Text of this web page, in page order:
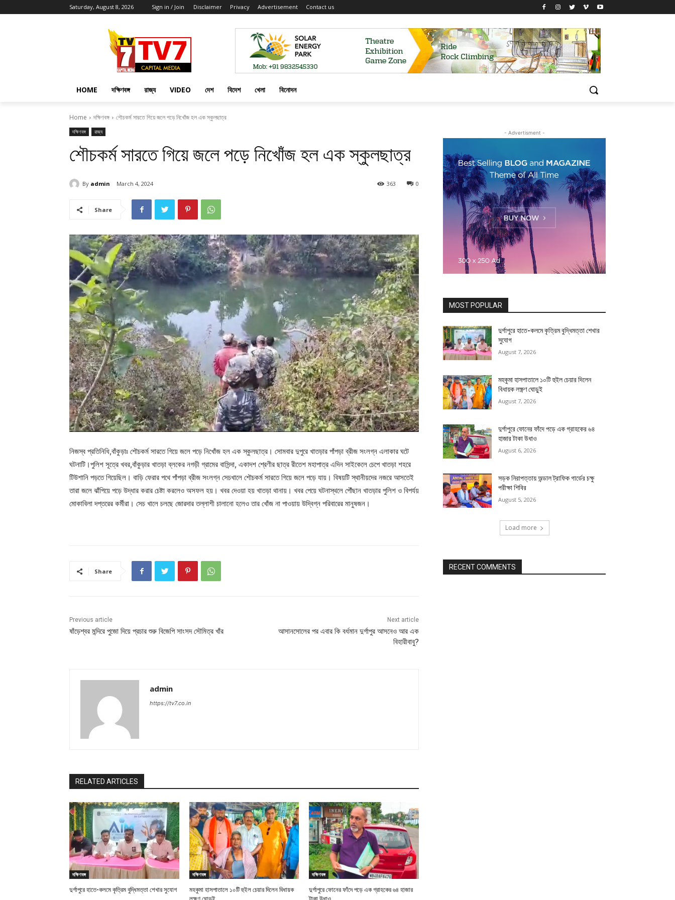
Saturday, August 8, 2026 Sign in / Join Disclaimer Privacy Advertisement Contact us
HOME দক্ষিণবঙ্গ রাজ্য VIDEO দেশ বিদেশ খেলা বিনোদন
Home দক্ষিণবঙ্গ শৌচকর্ম সারতে গিয়ে জলে পড়ে নিখোঁজ হল এক স্কুলছাত্র
দক্ষিণবঙ্গ রাজ্য
শৌচকর্ম সারতে গিয়ে জলে পড়ে নিখোঁজ হল এক স্কুলছাত্র
By admin March 4, 2024 0
363
Share
নিজস্ব প্রতিনিধি,বাঁকুড়াঃ শৌচকর্ম সারতে গিয়ে জলে পড়ে নিখোঁজ হল এক স্কুলছাত্র। সোমবার দুপুরে খাতড়ার পাঁপড়া ব্রীজ সংলগ্ন এলাকার ঘটে
ঘটনাটি।পুলিশ সূত্রে খবর,বাঁকুড়ার খাতড়া ব্লকের নগড়ী গ্রামের বাসিন্দা, একাদশ শ্রেণীর ছাত্র রীতেশ মহাপাত্র এদিন সাইকেলে চেপে খাতড়া শহরে
টিউশানি পড়তে গিয়েছিল। বাড়ি ফেরার পথে পাঁপড়া ব্রীজ সংলগ্ন সেচখালে শৌচকর্ম সারতে গিয়ে জলে পড়ে যায়। বিষয়টি স্থানীয়দের নজরে আসতেই
তারা জলে ঝাঁপিয়ে পড়ে উদ্ধার করার চেষ্টা করলেও অসফল হয়। খবর দেওয়া হয় খাতড়া থানায়। খবর পেয়ে ঘটনাস্থলে পৌঁছান খাতড়ার পুলিশ ও বিপর্যয়
মোকাবিলা দপ্তরের কর্মীরা। সেচ খালে চলছে জোরদার তল্লাশী চালানো হলেও তার খোঁজ না পাওয়ায় উদ্বিগ্ন পরিবারের মানুষজন।
Share
Previous article
ষাঁড়েশ্বর মন্দিরে পুজো দিয়ে প্রচার শুরু বিজেপি সাংসদ সৌমিত্র খাঁর
Next article
আসানসোলের পর এবার কি বর্ধমান দুর্গাপুর আসনেও আর এক
বিহারীবাবু?
admin
https://tv7.co.in
RELATED ARTICLES
দক্ষিণবঙ্গ
দুর্গাপুরে হাতে-কলমে কৃত্রিম বুদ্ধিমত্তা শেখার সুযোগ
দক্ষিণবঙ্গ
মহকুমা হাসপাতালে ১০টি হুইল চেয়ার দিলেন বিধায়ক
দক্ষিণবঙ্গ
দুর্গাপুরে ফোনের ফাঁদে পড়ে এক গ্রাহকের ৬৪ হাজার
- Advertisment -
MOST POPULAR
দুর্গাপুরে হাতে-কলমে কৃত্রিম বুদ্ধিমত্তা শেখার
সুযোগ
August 7, 2026
মহকুমা হাসপাতালে ১০টি হুইল চেয়ার দিলেন
বিধায়ক লক্ষ্ণণ ঘোড়ুই
August 7, 2026
দুর্গাপুরে ফোনের ফাঁদে পড়ে এক গ্রাহকের ৬৪
হাজার টাকা উধাও
August 6, 2026
সড়ক নিরাপত্তায় অন্ডাল ট্রাফিক গার্ডের চক্ষু
পরীক্ষা শিবির
August 5, 2026
Load more
RECENT COMMENTS